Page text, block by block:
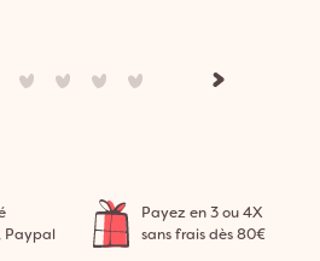
Paypal
Payez en 3 ou 4X
sans frais dès 80€